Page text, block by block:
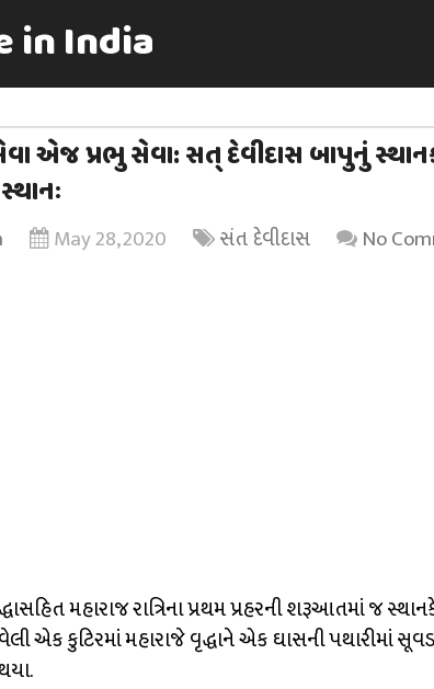
in India
એજ પ્રભુ સેવા: સત્ દેવીદાસ બાપુનું
May 28, 2020 સંત દેવીદાસ No
મહારાજ રાત્રિના પ્રથમ પ્રહરની શરૂઆતમાં જ
એક કુટિરમાં મહારાજે વૃદ્ધાને એક ઘાસની પથારીમાં